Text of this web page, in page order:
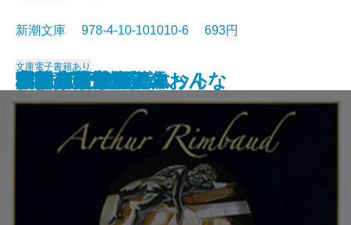
浮雲
卍(まんじ)
デミアン
車輪の下
道草
十五少年漂流記
小川未明童話集
ロミオとジュリエット
蓼喰う虫
虞美人草
新潮文庫 978-4-10-101010-6 693円
文庫電子書籍あり
ランボー詩集
愛する人達
津軽
猫と庄造と二人のおんな
田園の憂鬱
吉野葛・盲目物語
オセロー
ガリヴァ旅行記
ふらんす物語
ボードレール詩集